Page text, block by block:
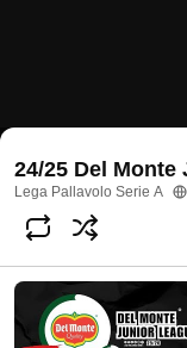
DelMonteJunior
@legavolley 53 likes
Subscribe
Comments
Comment...
24/25 Del Monte
Lega Pallavolo Serie A